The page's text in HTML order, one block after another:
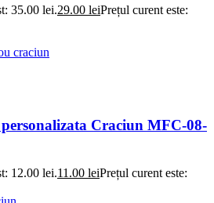
35.00 lei.29.00 leiPrețul curent este:
Craciun MFC-08-
12.00 lei.11.00 leiPrețul curent este: